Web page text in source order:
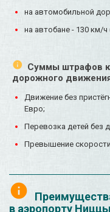
на автомобильной
на автобане - 130 км/
Суммы штрафов к
дорожного
Движение без
Евро;
Перевозка детей без
Превышение скорости
в аэропорту Ниццы